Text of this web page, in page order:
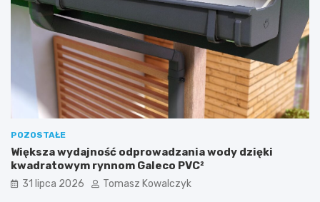
POZOSTAŁE
Większa wydajność odprowadzania wody dzięki
kwadratowym rynnom Galeco PVC²
31 lipca 2026 Tomasz Kowalczyk